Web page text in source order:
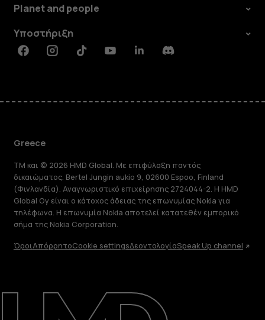
Επισκευή, επαναχρησιμοποίηση,
ανακύκλωση
Planet and people
Υποστήριξη
FacebookInstagramTiktokYoutubeLinkedinDiscord
Greece
TM και © 2026 HMD Global. Με επιφύλαξη παντός
δικαιώματος. Bertel Jungin aukio 9, 02600 Espoo, Finland
(Φινλανδία). Αναγνωριστικό επιχείρησης 2724044-2. Η HMD
Global Oy είναι ο κάτοχος άδειας της επωνυμίας Nokia για
τηλέφωνα. Η επωνυμία Nokia αποτελεί κατατεθέν εμπορικό
σήμα της Nokia Corporation.
ΌροιΑπόρρητοCookie settingsΔεοντολογίαSpeak Up channel